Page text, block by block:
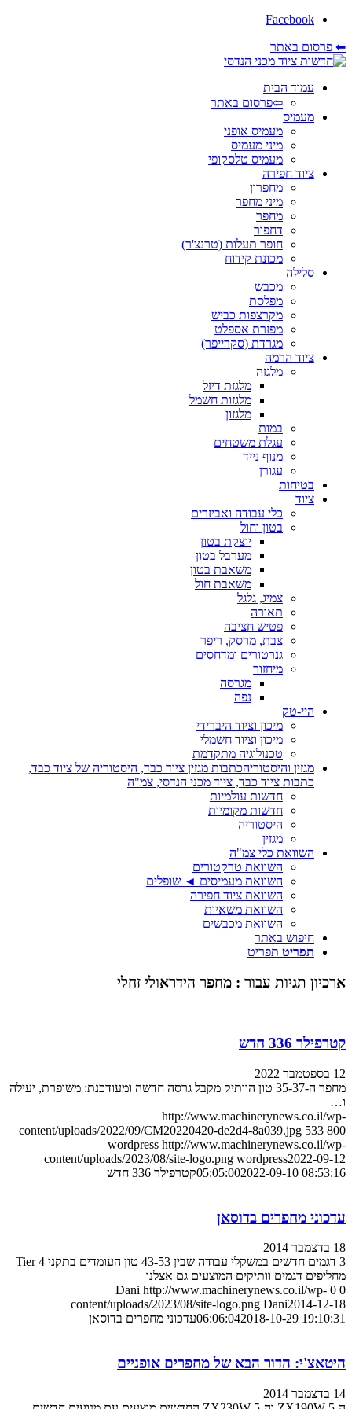
Facebook
⬅ פרסום באתר
עמוד הבית
⇦פרסום באתר
מעמיס
מעמיס אופני
מיני מעמיס
מעמיס טלסקופי
ציוד חפירה
מחפרון
מיני מחפר
מחפר
דחפור
חופר תעלות (טרנצ'ר)
מכונת קידוח
סלילה
מכבש
מפלסת
מקרצפות כביש
מפזרת אספלט
מגרדת (סקרייפר)
ציוד הרמה
מלגזה
מלגזת דיזל
מלגזות חשמל
מלגזון
במות
עגלת משטחים
מנוף נייד
עגורן
בטיחות
ציוד
כלי עבודה ואביזרים
בטון וחול
יוצקת בטון
מערבל בטון
משאבת בטון
משאבת חול
צמיג, גלגל
תאורה
פטיש חציבה
צבת, מרסק, ריפר
גנרטורים ומדחסים
מיחזור
מגרסה
נפה
היי-טק
מיכון וציוד היברידי
מיכון וציוד חשמלי
טכנולוגיה מתקדמת
מגזין והיסטוריהכתבות מגזין ציוד כבד, היסטוריה של ציוד כבד,
כתבות ציוד כבד, ציוד מכני הנדסי, צמ"ה
חדשות עולמיות
חדשות מקומיות
היסטוריה
מגזין
השוואת כלי צמ"ה
השוואת טרקטורים
השוואת מעמיסים ◄ שופלים
השוואת ציוד חפירה
השוואת משאיות
השוואת מכבשים
חיפוש באתר
תפריט תפריט
ארכיון תגיות עבור : מחפר הידראולי זחלי
קטרפילר 336 חדש
12 בספטמבר 2022
מחפר ה-35-37 טון הוותיק מקבל גרסה חדשה ומעודכנת: משופרת, יעילה
ו…
http://www.machinerynews.co.il/wp-
content/uploads/2022/09/CM20220420-de2d4-8a039.jpg 533 800
wordpress http://www.machinerynews.co.il/wp-
content/uploads/2023/08/site-logo.png wordpress2022-09-12
05:05:002022-09-10 08:53:16 קטרפילר 336 חדש
עדכוני מחפרים בדוסאן
18 בדצמבר 2014
3 דגמים חדשים במשקלי עבודה שבין 43-53 טון העומדים בתקני Tier 4
מחליפים דגמים וותיקים המוצעים גם אצלנו
0
0
Dani http://www.machinerynews.co.il/wp-
content/uploads/2023/08/site-logo.png Dani2014-12-18
06:06:042018-10-29 19:10:31 עדכוני מחפרים בדוסאן
היטאצ'י: הדור הבא של מחפרים אופניים
14 בדצמבר 2014